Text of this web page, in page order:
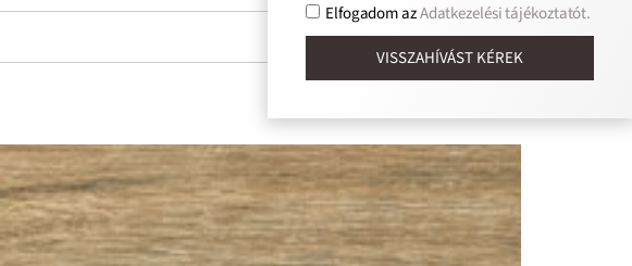
Elfogadom azAdatkezelési tájékoztatót.
VISSZAHÍVÁST KÉREK